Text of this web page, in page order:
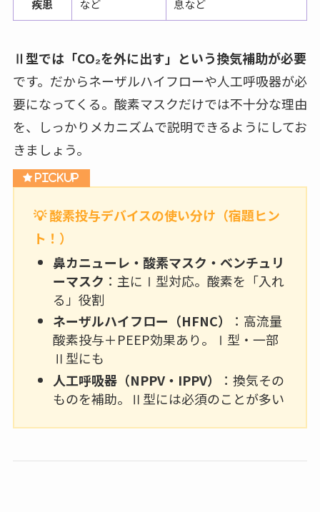
疾患
など
息など
Ⅱ型では「CO₂を外に出す」という換気補助が必要
です。だからネーザルハイフローや人工呼吸器が必
要になってくる。酸素マスクだけでは不十分な理由
を、しっかりメカニズムで説明できるようにしてお
きましょう。
💡 酸素投与デバイスの使い分け（宿題ヒン
ト！）
鼻カニューレ・酸素マスク・ベンチュリ
ーマスク ：主にⅠ型対応。酸素を「入れ
る」役割
ネーザルハイフロー（HFNC）
：高流量
酸素投与＋PEEP効果あり。Ⅰ型・一部
Ⅱ型にも
人工呼吸器（NPPV・IPPV）
：換気その
ものを補助。Ⅱ型には必須のことが多い